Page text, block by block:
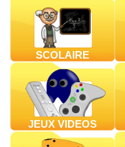
SCOLAIRE
JEUX VIDEOS